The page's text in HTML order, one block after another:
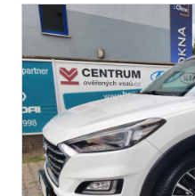
airbag řidiče
bluetooth
palubní počítač
USB
autorádio